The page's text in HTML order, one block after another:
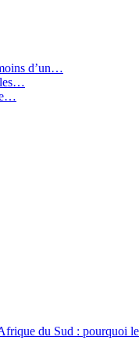
d’un…
les…
du Sud : pourquoi